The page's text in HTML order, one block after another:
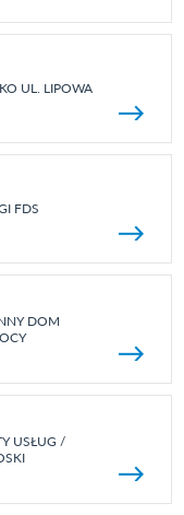
UL. LIPOWA
FDS
DOM
USŁUG /